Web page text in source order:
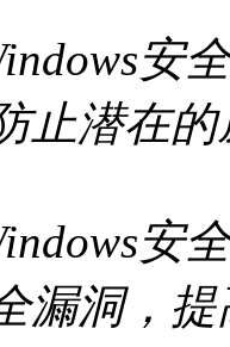
安
止潜在的
安
漏洞，